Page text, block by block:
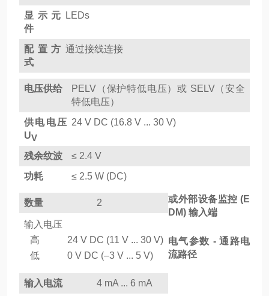
显示元
件
LEDs
配置方
式
通过接线连接
电压供给
PELV（保护特低电压）或 SELV（安全
特低电压）
供电电压
UV
24 V DC (16.8 V ... 30 V)
残余纹波
≤ 2.4 V
功耗
≤ 2.5 W (DC)
数量 2
输入电压
高
24 V DC (11 V ... 30 V)
低
0 V DC (–3 V ... 5 V)
输入电流
4 mA ... 6 mA
或外部设备监控 (E
DM) 输入端
电气参数 - 通路电
流路径